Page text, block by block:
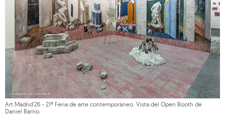
Art Madrid'26 - 21ª Feria de arte contemporáneo. Vista del Open Booth de
Daniel Barrio.